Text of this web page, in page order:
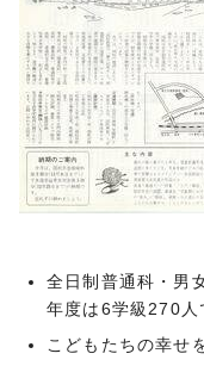
全日制普通科・男
年度は6学級270
こどもたちの幸せ